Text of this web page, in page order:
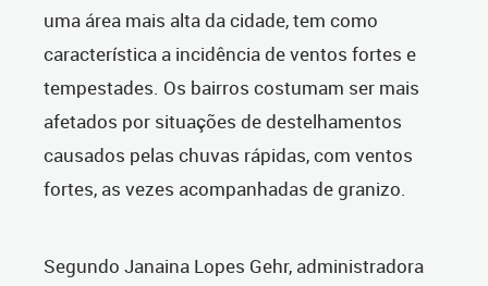
uma área mais alta da cidade, tem como
característica a incidência de ventos fortes e
tempestades. Os bairros costumam ser mais
afetados por situações de destelhamentos
causados pelas chuvas rápidas, com ventos
fortes, as vezes acompanhadas de granizo.
Segundo Janaina Lopes Gehr, administradora